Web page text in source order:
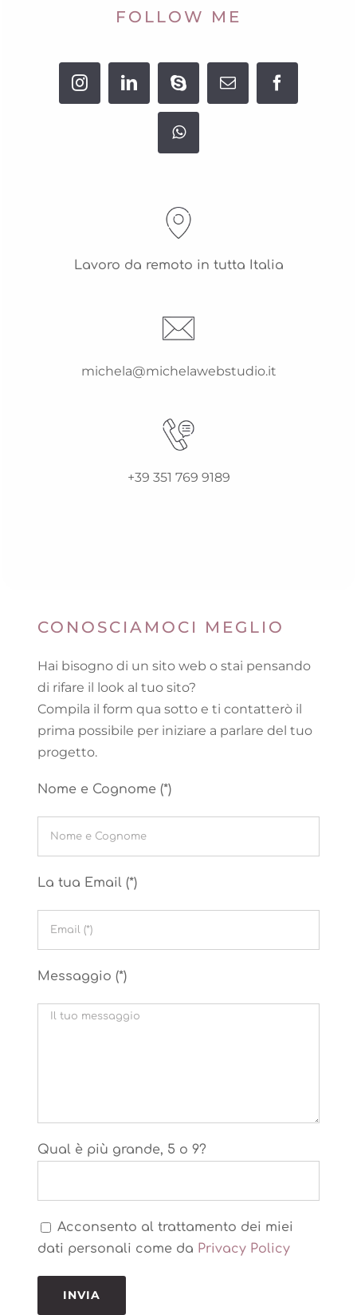
FOLLOW ME
Lavoro da remoto in tutta Italia
michela@michelawebstudio.it
+39 351 769 9189
CONOSCIAMOCI MEGLIO
Hai bisogno di un sito web o stai pensando
di rifare il look al tuo sito?
Compila il form qua sotto e ti contatterò il
prima possibile per iniziare a parlare del tuo
progetto.
Nome e Cognome (*)
La tua Email (*)
Messaggio (*)
Qual è più grande, 5 o 9?
Acconsento al trattamento dei miei
dati personali come da Privacy Policy